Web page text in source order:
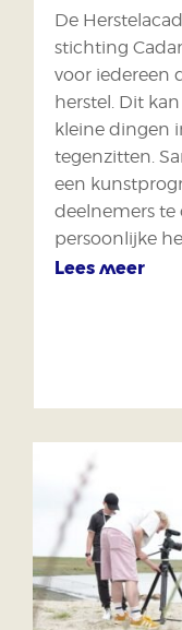
De
stichting
voor iedereen
herstel. Dit
kleine dingen
tegenzitten.
een
deelnemers
persoonlijke
Lees meer